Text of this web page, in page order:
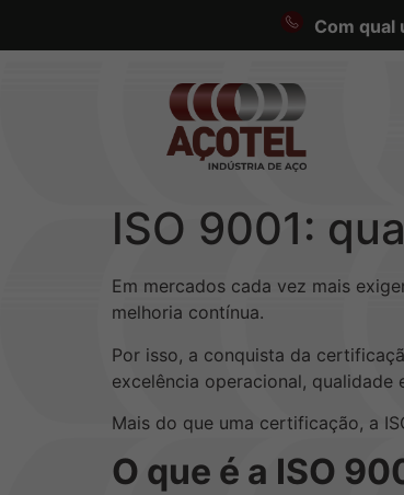
Com qual
ISO 9001:
Em mercados cada vez mais
melhoria contínua.
Por isso, a conquista da
excelência operacional,
Mais do que uma certificação, a
O que é a ISO